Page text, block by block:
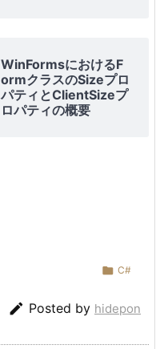
WinFormsにおけるF
ormクラスのSizeプロ
パティとClientSizeプ
ロパティの概要
 C#
 Posted by hidepon